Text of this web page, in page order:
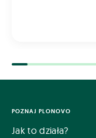
POZNAJ PLONOVO
Jak to działa?